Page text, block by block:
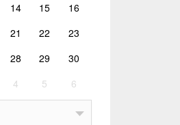
14 15
16
21 22
23
28 29
30
4 5 6